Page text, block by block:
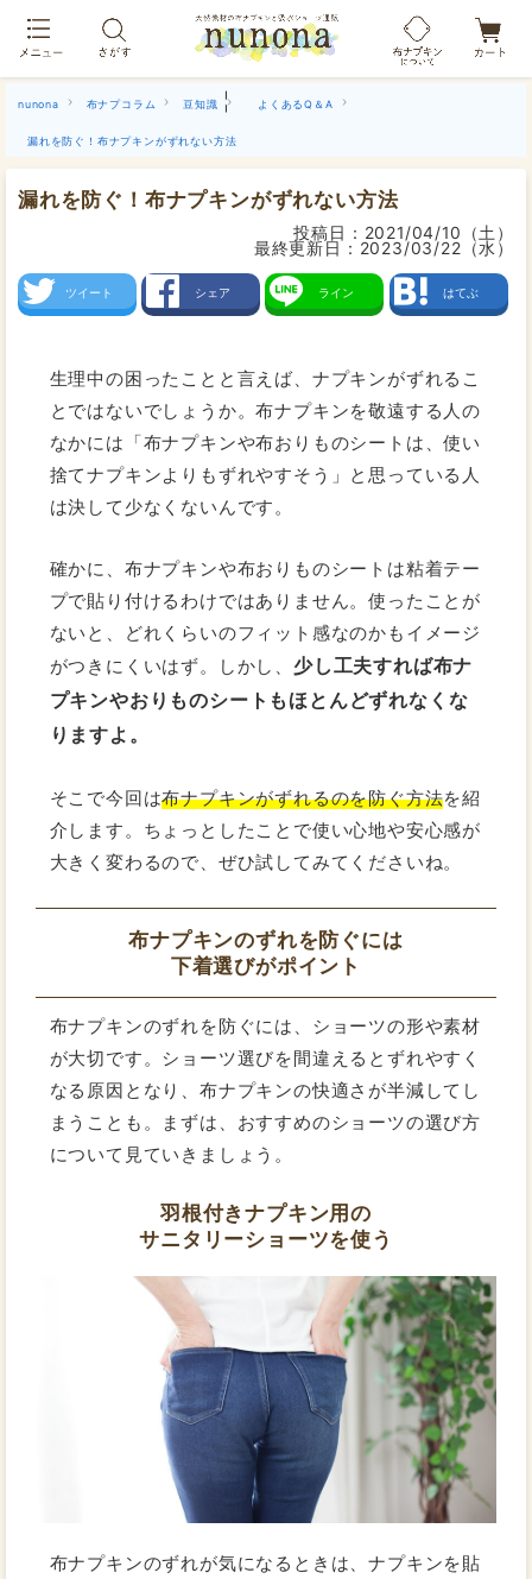
nunona 布ナプコラム 豆知識 | よくあるQ＆A
漏れを防ぐ！布ナプキンがずれない方法
漏れを防ぐ！布ナプキンがずれない方法
投稿日： 2021/04/10（土）
最終更新日： 2023/03/22（水）
ツイート シェア ライン はてぶ
生理中の困ったことと言えば、ナプキンがずれるこ
とではないでしょうか。布ナプキンを敬遠する人の
なかには「布ナプキンや布おりものシートは、使い
捨てナプキンよりもずれやすそう」と思っている人
は決して少なくないんです。
確かに、布ナプキンや布おりものシートは粘着テー
プで貼り付けるわけではありません。使ったことが
ないと、どれくらいのフィット感なのかもイメージ
がつきにくいはず。しかし、 少し工夫すれば布ナ
プキンやおりものシートもほとんどずれなくな
りますよ。
そこで今回は布ナプキンがずれるのを防ぐ方法を紹
介します。ちょっとしたことで使い心地や安心感が
大きく変わるので、ぜひ試してみてくださいね。
布ナプキンのずれを防ぐには
下着選びがポイント
布ナプキンのずれを防ぐには、ショーツの形や素材
が大切です。ショーツ選びを間違えるとずれやすく
なる原因となり、布ナプキンの快適さが半減してし
まうことも。まずは、おすすめのショーツの選び方
について見ていきましょう。
羽根付きナプキン用の
サニタリーショーツを使う
布ナプキンのずれが気になるときは、ナプキンを貼